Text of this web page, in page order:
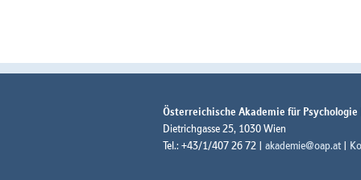
Österreichische Akademie für Psychologie
Dietrichgasse 25, 1030 Wien
Tel.: +43/1/407 26 72 | akademie@oap.at |